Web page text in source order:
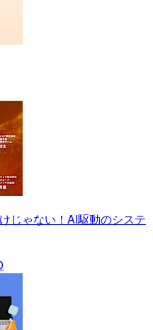
じゃない！AI駆動のシステ